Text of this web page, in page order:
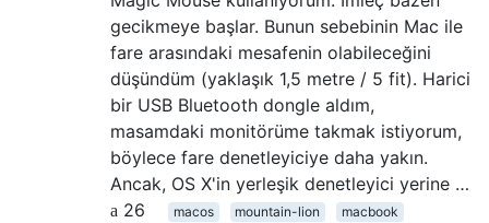
gecikmeye başlar. Bunun sebebinin Mac ile
fare arasındaki mesafenin olabileceğini
düşündüm (yaklaşık 1,5 metre / 5 fit). Harici
bir USB Bluetooth dongle aldım,
masamdaki monitörüme takmak istiyorum,
böylece fare denetleyiciye daha yakın.
Ancak, OS X'in yerleşik denetleyici yerine …
26
macos mountain-lion
macbook